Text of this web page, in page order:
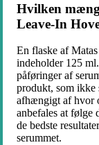
Hvilken
Leave-In
En flaske af
indeholder 125
påføringer af
produkt, som ikke
afhængigt af hvor
anbefales at følge
de bedste
serummet.